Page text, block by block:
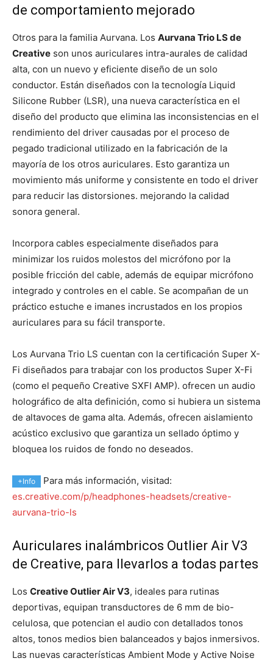
de comportamiento mejorado
Otros para la familia Aurvana. Los Aurvana Trio LS de
Creative son unos auriculares intra-aurales de calidad
alta, con un nuevo y eficiente diseño de un solo
conductor. Están diseñados con la tecnología Liquid
Silicone Rubber (LSR), una nueva característica en el
diseño del producto que elimina las inconsistencias en el
rendimiento del driver causadas por el proceso de
pegado tradicional utilizado en la fabricación de la
mayoría de los otros auriculares. Esto garantiza un
movimiento más uniforme y consistente en todo el driver
para reducir las distorsiones. mejorando la calidad
sonora general.
Incorpora cables especialmente diseñados para
minimizar los ruidos molestos del micrófono por la
posible fricción del cable, además de equipar micrófono
integrado y controles en el cable. Se acompañan de un
práctico estuche e imanes incrustados en los propios
auriculares para su fácil transporte.
Los Aurvana Trio LS cuentan con la certificación Super X-
Fi diseñados para trabajar con los productos Super X-Fi
(como el pequeño Creative SXFI AMP). ofrecen un audio
holográfico de alta definición, como si hubiera un sistema
de altavoces de gama alta. Además, ofrecen aislamiento
acústico exclusivo que garantiza un sellado óptimo y
bloquea los ruidos de fondo no deseados.
+Info
Para más información, visitad:
es.creative.com/p/headphones-headsets/creative-
aurvana-trio-ls
Auriculares inalámbricos Outlier Air V3
de Creative, para llevarlos a todas partes
Los Creative Outlier Air V3, ideales para rutinas
deportivas, equipan transductores de 6 mm de bio-
celulosa, que potencian el audio con detallados tonos
altos, tonos medios bien balanceados y bajos inmersivos.
Las nuevas características Ambient Mode y Active Noise